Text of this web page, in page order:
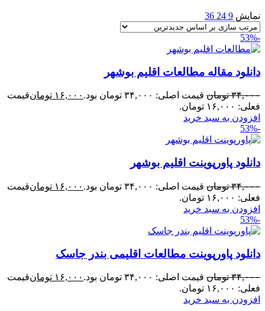
نمایش 9
24
36
-53%
دانلود مقاله مطالعات اقلیم بوشهر
۳۴,۰۰۰ تومان قیمت اصلی: ۳۴,۰۰۰ تومان بود. ۱۶,۰۰۰ تومانقیمت
فعلی: ۱۶,۰۰۰ تومان.
افزودن به سبد خرید
-53%
دانلود پاورپوینت اقلیم بوشهر
۳۴,۰۰۰ تومان قیمت اصلی: ۳۴,۰۰۰ تومان بود. ۱۶,۰۰۰ تومانقیمت
فعلی: ۱۶,۰۰۰ تومان.
افزودن به سبد خرید
-53%
دانلود پاورپوینت مطالعات اقلیمی بندر جاسک
۳۴,۰۰۰ تومان قیمت اصلی: ۳۴,۰۰۰ تومان بود. ۱۶,۰۰۰ تومانقیمت
فعلی: ۱۶,۰۰۰ تومان.
افزودن به سبد خرید